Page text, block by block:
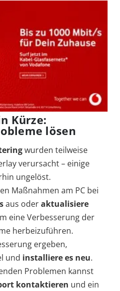
Kürze:
lösen
wurden teilweise
verursacht – einige
ungelöst.
Maßnahmen am PC bei
aus oderaktualisiere
eine Verbesserung der
herbeizuführen.
ergeben,
und installiere es neu.
Problemen kannst
kontaktieren und ein